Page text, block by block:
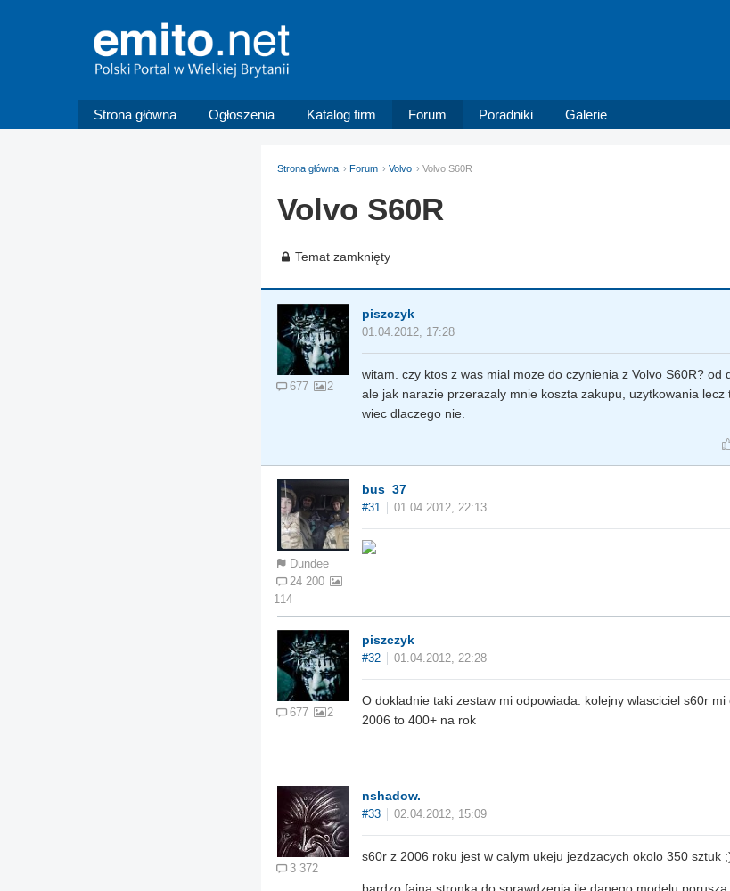
Strona główna Ogłoszenia Katalog firm Forum Poradniki Galerie
Strona główna Forum Volvo Volvo S60R
Volvo S60R
Temat zamknięty
677 2
piszczyk
01.04.2012, 17:28
witam. czy ktos z was mial moze do czynienia z Volvo S60R? od
ale jak narazie przerazaly mnie koszta zakupu, uzytkowania
wiec dlaczego nie.
Dundee
24 200
114
bus_37
#31 01.04.2012, 22:13
677 2
piszczyk
#32 01.04.2012, 22:28
O dokladnie taki zestaw mi odpowiada. kolejny wlasciciel s60r
2006 to 400+ na rok
3 372
nshadow.
#33 02.04.2012, 15:09
s60r z 2006 roku jest w calym ukeju jezdzacych okolo 350 sztuk